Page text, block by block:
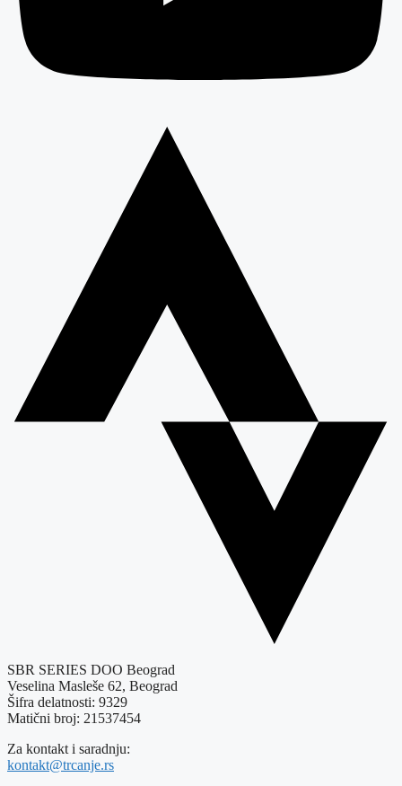
SBR SERIES DOO Beograd
Veselina Masleše 62, Beograd
Šifra delatnosti: 9329
Matični broj: 21537454
Za kontakt i saradnju:
kontakt@trcanje.rs